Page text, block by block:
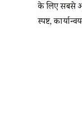
के लिए सबसे
स्पष्ट,